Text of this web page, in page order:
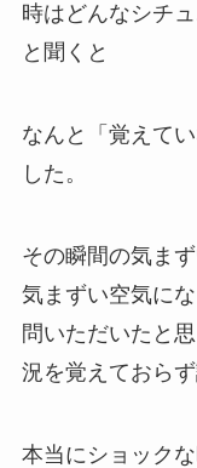
時はどんなシチ
と聞くと
なんと「覚えて
した。
その瞬間の気ま
気まずい空気に
問いただいたと
況を覚えておら
本当にショック